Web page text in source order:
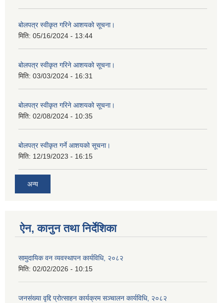
बोलपत्र स्वीकृत गरिने आशयको सूचना।
मिति: 05/16/2024 - 13:44
बोलपत्र स्वीकृत गरिने आशयको सूचना।
मिति: 03/03/2024 - 16:31
बोलपत्र स्वीकृत गरिने आशयको सूचना।
मिति: 02/08/2024 - 10:35
बोलपत्र स्वीकृत गर्ने आशयको सूचना।
मिति: 12/19/2023 - 16:15
अन्य
ऐन, कानुन तथा निर्देशिका
सामुदायिक वन व्यवस्थापन कार्यविधि, २०८२
मिति: 02/02/2026 - 10:15
जनसंख्या वृद्दि प्रोत्साहन कार्यक्रम सञ्‍चालन कार्यविधि, २०८२